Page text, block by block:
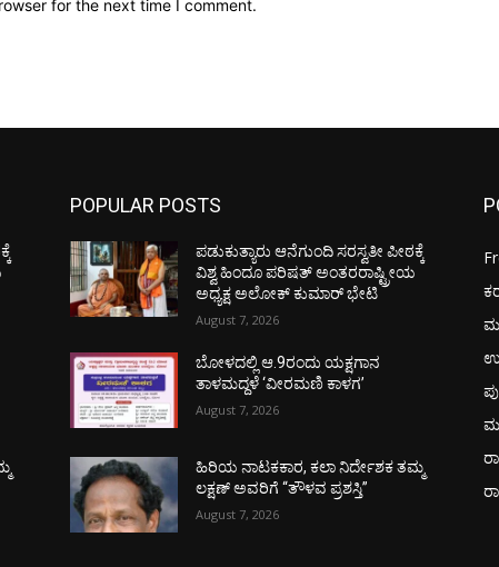
for the next time I comment.
POPULAR POSTS
ಪಡುಕುತ್ಯಾರು ಆನೆಗುಂದಿ ಸರಸ್ವತೀ ಪೀಠಕ್ಕೆ
ವಿಶ್ವ ಹಿಂದೂ ಪರಿಷತ್ ಅಂತರರಾಷ್ಟ್ರೀಯ
ಅಧ್ಯಕ್ಷ ಅಲೋಕ್ ಕುಮಾರ್ ಭೇಟಿ
August 7, 2026
ಬೋಳದಲ್ಲಿ ಆ.9ರಂದು ಯಕ್ಷಗಾನ
ತಾಳಮದ್ದಳೆ ‘ವೀರಮಣಿ ಕಾಳಗ’
August 7, 2026
ಹಿರಿಯ ನಾಟಕಕಾರ, ಕಲಾ ನಿರ್ದೇಶಕ ತಮ್ಮ
ಲಕ್ಷಣ್ ಅವರಿಗೆ “ತೌಳವ ಪ್ರಶಸ್ತಿ”
August 7, 2026